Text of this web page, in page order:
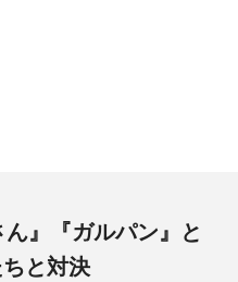
ん』『ガルパン』と
と対決